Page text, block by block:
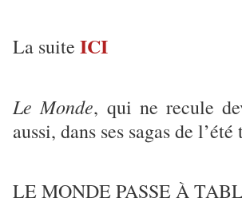
La suite ICI
Le Monde, qui ne recule
aussi, dans ses sagas de
LE MONDE PASSE À